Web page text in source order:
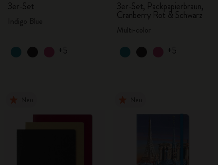
3er-Set
+5
3er-Set, Packpapierbraun,
Cranberry Rot & Schwarz
+5